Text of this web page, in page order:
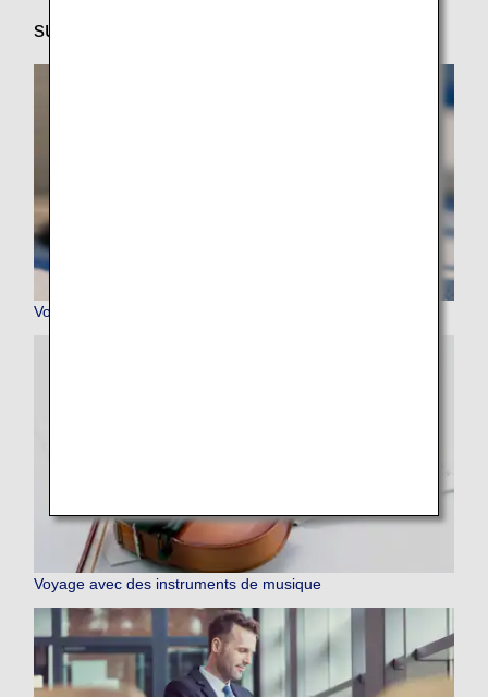
supplémentaires
Voyager avec des animaux
Voyage avec des instruments de musique